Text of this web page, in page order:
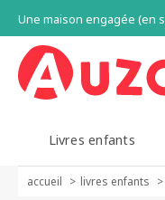
Une maison engagée (en
Livres enfants
accueil livres enfants